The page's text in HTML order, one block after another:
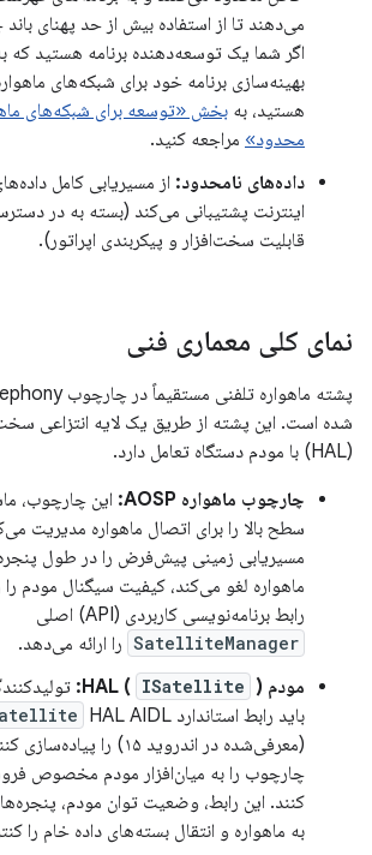
می‌دهند تا از استفاده بیش از حد پهنای
اگر شما یک توسعه‌دهنده برنامه هستید که
بهینه‌سازی برنامه خود برای شبکه‌های
هستید، به بخش «توسعه برای شبکه‌های
محدود» مراجعه کنید.
داده‌های نامحدود: از مسیریابی کامل
اینترنت پشتیبانی می‌کند (بسته به در
قابلیت سخت‌افزار و پیکربندی اپراتور).
نمای کلی معماری فنی
شده است. این پشته از طریق یک لایه انتزاعی
(HAL) با مودم دستگاه تعامل دارد.
چارچوب ماهواره AOSP:
این چارچوب،
سطح بالا را برای اتصال ماهواره مدیریت
مسیریابی زمینی پیش‌فرض را در طول
ماهواره لغو می‌کند، کیفیت سیگنال مودم
رابط برنامه‌نویسی کاربردی (API) اصلی
SatelliteManager را ارائه می‌دهد.
مودم HAL (
ISatellite ):
باید رابط استاندارد HAL AIDL
(معرفی‌شده در اندروید ۱۵) را
چارچوب را به میان‌افزار مودم مخصوص
کنند. این رابط، وضعیت توان مودم،
به ماهواره و انتقال بسته‌های داده خام را